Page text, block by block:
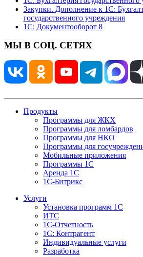
Закупки. Дополнение к 1С:
государственного учреждения
1С: Документооборот 8
МЫ В СОЦ. СЕТЯХ
Продукты
Программы для ЖКХ
Программы для ломбардов
Программы для НКО
Программы для
Мобильные приложения
Программы 1С
Аренда 1С
1С-Битрикс
Услуги
Установка программ 1С
ИТС
1С-Отчетность
1С: Контрагент
Индивидуальные услуги
Разработка